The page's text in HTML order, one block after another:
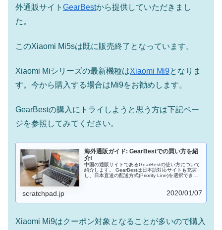
外通販サイト GearBestから提供していただきまし
た。
このXiaomi Mi5sは既に販売終了となっています。
Xiaomi Miシリーズの最新機種はXiaomi Mi9となりま
す。今から購入する場合はMi9をお勧めします。
GearBestの購入にトライしようと思う方は下記ペー
ジを参照してみてください。
海外通販ガイド: GearBestでの買い方を紹
介!
中国の通販サイトであるGearBestの使い方について
紹介します。 GearBestは日本語対応サイトも充実
し、日本直送の配送方式(Priority Line)を選択できる
もうれしいところです。ブレットやスマホをなどの
ガジェットを安く入手したい場合は有力な選択肢と
なるでしょう。
scratchpad.jp 2020/01/07
Xiaomi Mi9はクーポン対象となることが多いので購入